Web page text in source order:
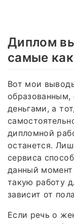
Диплом
самые
Вот мои
образованным,
деньгами, а
дипломной
останется.
сервиса
данный
такую работу
зависит от
Если речь о